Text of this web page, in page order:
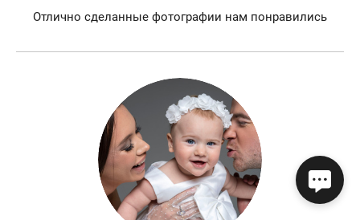
Отлично сделанные фотографии нам понравились